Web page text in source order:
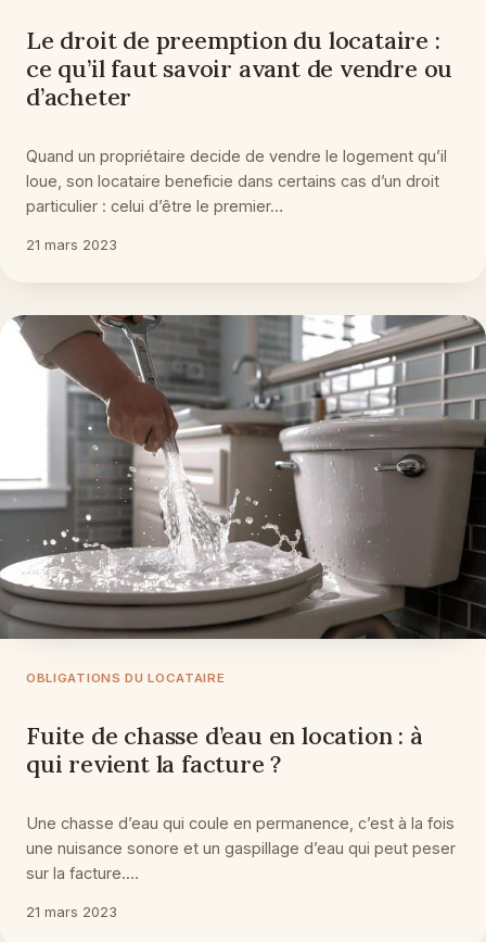
Le droit de preemption du locataire :
ce qu’il faut savoir avant de vendre ou
d’acheter
Quand un propriétaire decide de vendre le logement qu’il
loue, son locataire beneficie dans certains cas d’un droit
particulier : celui d’être le premier…
21 mars 2023
OBLIGATIONS DU LOCATAIRE
Fuite de chasse d’eau en location : à
qui revient la facture ?
Une chasse d’eau qui coule en permanence, c’est à la fois
une nuisance sonore et un gaspillage d’eau qui peut peser
sur la facture.…
21 mars 2023